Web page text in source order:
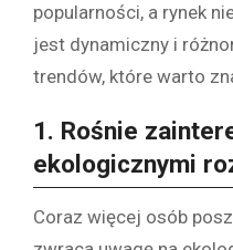
popularności, a rynek
jest dynamiczny i
trendów, które warto
1. Rośnie
ekologicznymi
Coraz więcej osób